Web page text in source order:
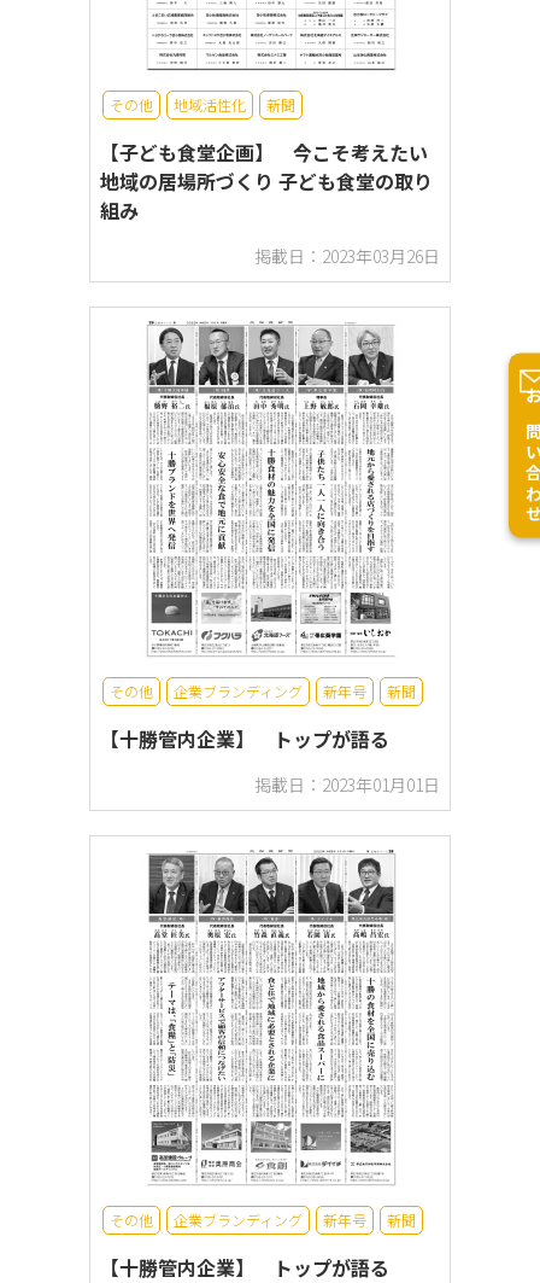
その他 地域活性化 新聞
【子ども食堂企画】 今こそ考えたい
地域の居場所づくり 子ども食堂の取り
組み
掲載日：2023年03月26日
その他 企業ブランディング 新年号 新聞
【十勝管内企業】 トップが語る
掲載日：2023年01月01日
その他 企業ブランディング 新年号 新聞
【十勝管内企業】 トップが語る
お問